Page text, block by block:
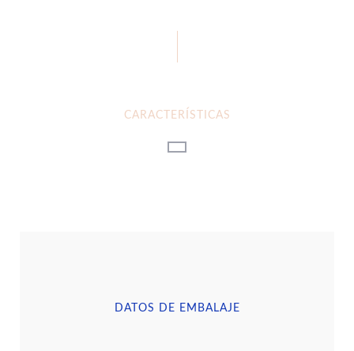
CARACTERÍSTICAS
DATOS DE EMBALAJE